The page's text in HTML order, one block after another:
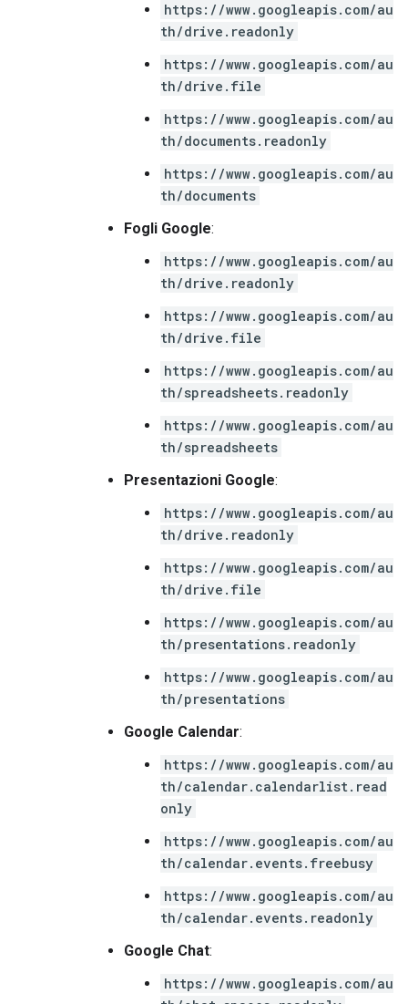
https://www.googleapis.com/au
th/drive.readonly
https://www.googleapis.com/au
th/drive.file
https://www.googleapis.com/au
th/documents.readonly
https://www.googleapis.com/au
th/documents
Fogli Google:
https://www.googleapis.com/au
th/drive.readonly
https://www.googleapis.com/au
th/drive.file
https://www.googleapis.com/au
th/spreadsheets.readonly
https://www.googleapis.com/au
th/spreadsheets
Presentazioni Google:
https://www.googleapis.com/au
th/drive.readonly
https://www.googleapis.com/au
th/drive.file
https://www.googleapis.com/au
th/presentations.readonly
https://www.googleapis.com/au
th/presentations
Google Calendar:
https://www.googleapis.com/au
th/calendar.calendarlist.read
only
https://www.googleapis.com/au
th/calendar.events.freebusy
https://www.googleapis.com/au
th/calendar.events.readonly
Google Chat:
https://www.googleapis.com/au